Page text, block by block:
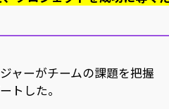
ャーがチームの課題を把握
トした。